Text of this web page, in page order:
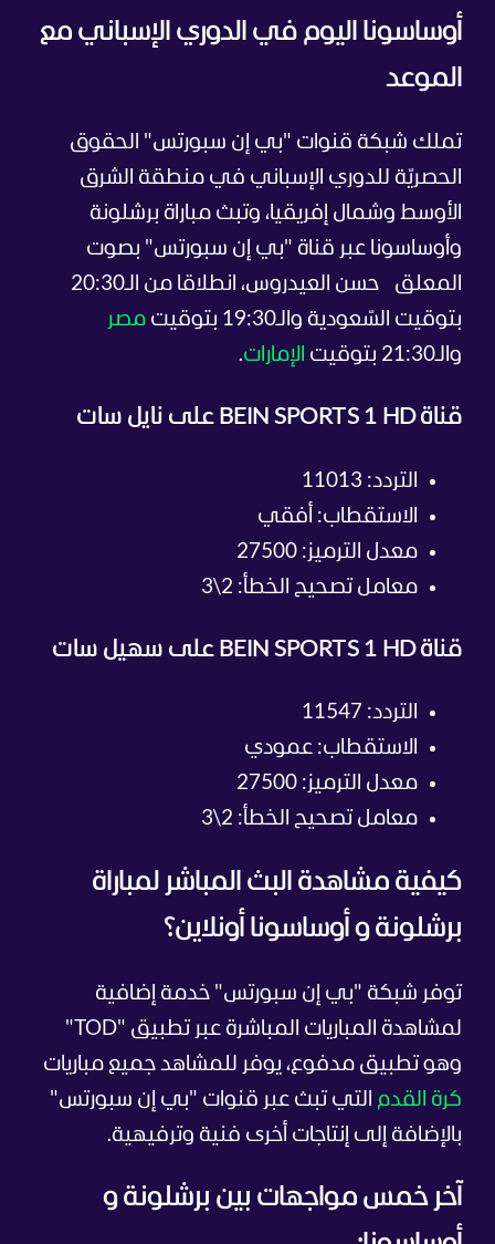
أوساسونا اليوم في الدوري الإسباني مع
الموعد
تملك شبكة قنوات "بي إن سبورتس" الحقوق
الحصريّة للدوري الإسباني في منطقة الشرق
الأوسط وشمال إفريقيا، وتبث مباراة برشلونة
وأوساسونا عبر قناة "بي إن سبورتس" بصوت
المعلق حسن العيدروس
، انطلاقا من الـ20:30
بتوقيت السّعودية والـ19:30 بتوقيت
مصر
والـ21:30 بتوقيت
الإمارات.
قناة BEIN SPORTS 1 HD على نايل سات
التردد: 11013
الاستقطاب: أفقي
معدل الترميز: 27500
معامل تصحيح الخطأ: 2\3
قناة BEIN SPORTS 1 HD على سهيل سات
التردد: 11547
الاستقطاب: عمودي
معدل الترميز: 27500
معامل تصحيح الخطأ: 2\3
كيفية مشاهدة البث المباشر لمباراة
برشلونة و أوساسونا أونلاين؟
توفر شبكة "بي إن سبورتس" خدمة إضافية
لمشاهدة المباريات المباشرة عبر تطبيق "TOD"
وهو تطبيق مدفوع، يوفر للمشاهد جميع مباريات
كرة القدم التي تبث عبر قنوات "بي إن سبورتس"
بالإضافة إلى إنتاجات أخرى فنية وترفيهية.
آخر خمس مواجهات بين برشلونة و